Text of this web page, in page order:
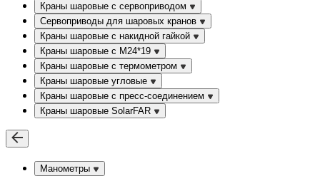
Краны шаровые с сервоприводом
Сервоприводы для шаровых кранов
Краны шаровые с накидной гайкой
Краны шаровые с М24*19
Краны шаровые с термометром
Краны шаровые угловые
Краны шаровые c пресс-соединением
Краны шаровые SolarFAR
Манометры